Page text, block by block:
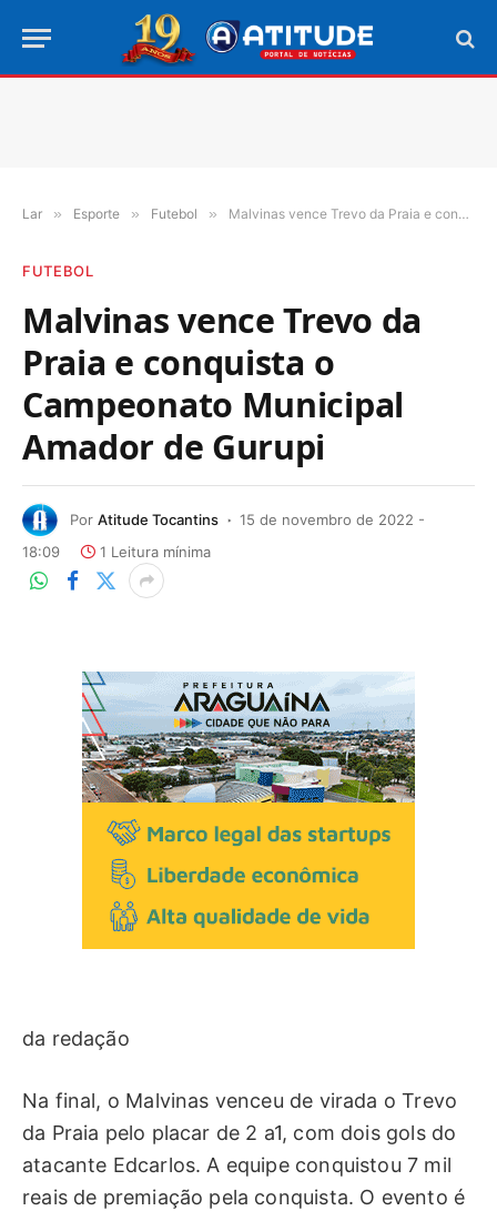
Lar » Esporte » Futebol » Malvinas vence Trevo da Praia e conquista o Campeonato Municipal Amador de Gurupi
FUTEBOL
Malvinas vence Trevo da
Praia e conquista o
Campeonato Municipal
Amador de Gurupi
Por Atitude Tocantins
15 de novembro de 2022 -
18:09
1 Leitura mínima
da redação
Na final, o Malvinas venceu de virada o Trevo
da Praia pelo placar de 2 a1, com dois gols do
atacante Edcarlos. A equipe conquistou 7 mil
reais de premiação pela conquista. O evento é